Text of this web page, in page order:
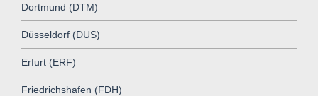
Dortmund (DTM)
Düsseldorf (DUS)
Erfurt (ERF)
Friedrichshafen (FDH)